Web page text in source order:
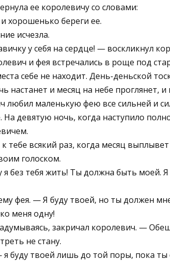
ее королевичу со словами:
хорошенько береги ее.
исчезла.
у себя на сердце! — воскликнул
и фея встречались в роще под
себе не находит. День-деньской
настанет и месяц на небе проглянет, и
любил маленькую фею все сильней и
девятую ночь, когда наступило
тебе всякий раз, когда месяц
голоском.
без тебя жить! Ты должна быть моей. Я
фея. — Я буду твоей, но ты должен
меня одну!
закричал королевич. —
не стану.
твоей лишь до той поры, пока ты